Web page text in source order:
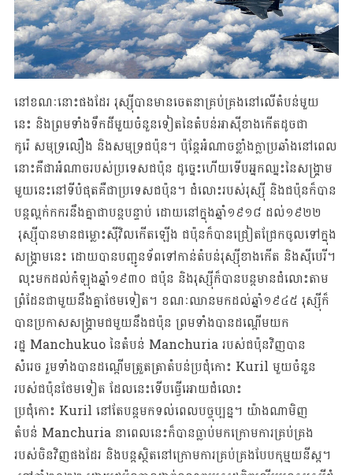
នៅខណៈនោះផងដែរ រុស្ស៊ីបានមានចេតនាគ្រប់គ្រងនៅលើតំបន់មួយ
នេះ និងព្រមទាំងទឹកដីមួយចំនួនទៀតនៃតំបន់អាស៊ីខាងកើតដូចជា
កូរ៉េ សមុទ្រលឿង និងសមុទ្រជប៉ុន។ ប៉ុន្តែអំណាចខ្លាំងក្លាប្រឆាំងនៅពេល
នោះគឺជាអំណាចរបស់ប្រទេសជប៉ុន ដូច្នេះហើយទើបអ្នកឈ្នះនៃសង្គ្រាម
មួយនេះនៅទីបំផុតគឺជាប្រទេសជប៉ុន។ ជំលោះរបស់រុស្ស៊ី និងជប៉ុនក៏បាន
បន្តល្អក់កករនឹងគ្នាជាបន្តបន្ទាប់ ដោយនៅក្នុងឆ្នាំ១៩១៨ ដល់១៩២២​​​
រុស្ស៊ីបានមានជម្លោះស៊ីវិលកើតឡើង ជប៉ុនក៏បានជ្រៀតជ្រែកចូលទៅក្នុង
សង្គ្រាមនេះ ដោយបានបញ្ជូនទ័ពទៅកាន់តំបន់រុស្ស៊ីខាងកើត និងស៊ីបេរី។
លុះមកដល់កំឡុងឆ្នាំ១៩៣០ ជប៉ុន និងរុស្ស៊ីក៏បានបន្តមានជំលោះតាម
ព្រំដែនជាមួយនឹងគ្នាថែមទៀត។ ខណៈឈានមកដល់ឆ្នាំ១៩៤៥ រុស្ស៊ីក៏
បានប្រកាសសង្គ្រាមជមួយនឹងជប៉ុន ព្រមទាំងបានដណ្តើមយក
រដ្ឋ Manchukuo នៃតំបន់ Manchuria របស់ជប៉ុនវិញបាន
សំរេច រួមទាំងបានដណ្តើមត្រួតត្រាតំបន់ប្រជុំកោះ Kuril មួយចំនួន
របស់ជប៉ុនថែមទៀត ដែលនេះទើបធ្វើអោយជំលោះ
ប្រជុំកោះ Kuril នៅតែបន្តមកទល់ពេលបច្ចុប្បន្ន។ យ៉ាងណាមិញ
តំបន់ Manchuria នាពេលនេះក៏បានធ្លាប់មកក្រោមការគ្រប់គ្រង
របស់ចិនវិញផងដែរ និងបន្តស្ថិតនៅក្រោមការគ្រប់គ្រងបែបកុម្មយនីស្ត។